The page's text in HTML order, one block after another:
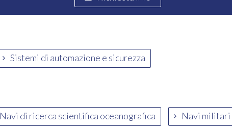
Sistemi di automazione e sicurezza
Navi di ricerca scientifica oceanografica Navi militari